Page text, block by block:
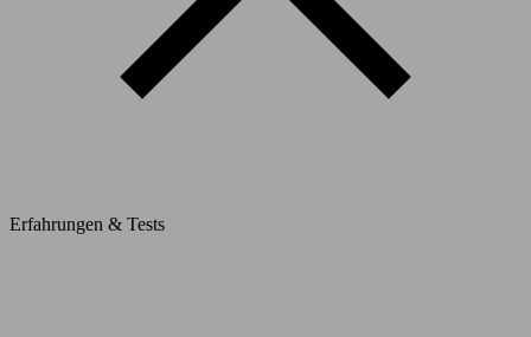
Erfahrungen & Tests